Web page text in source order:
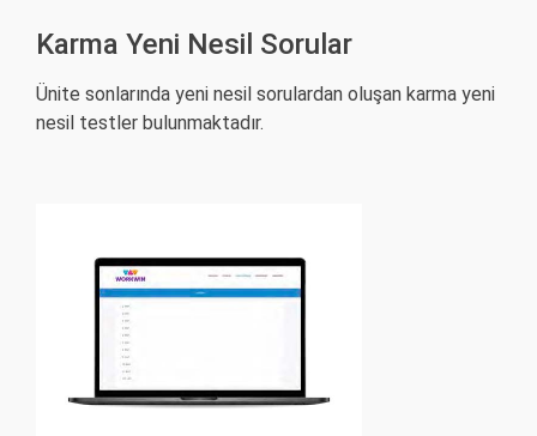
Karma Yeni Nesil Sorular
Ünite sonlarında yeni nesil sorulardan oluşan karma yeni
nesil testler bulunmaktadır.